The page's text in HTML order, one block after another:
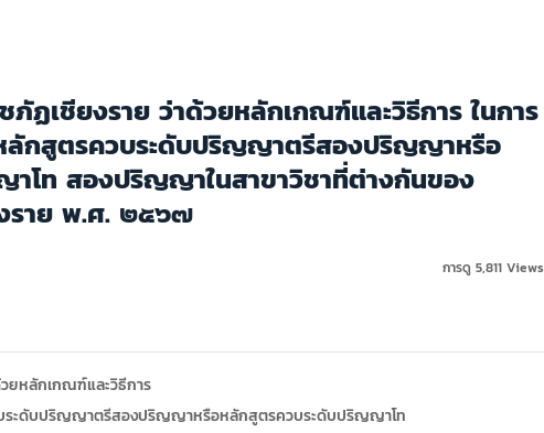
ฏเชียงราย ว่าด้วยหลักเกณฑ์และวิธีการ ในการ
ลักสูตรควบระดับปริญญาตรีสองปริญญาหรือ
โท สองปริญญาในสาขาวิชาที่ต่างกันของ
ราย พ.ศ. ๒๕๖๗
การดู 5,811 Views
ยหลักเกณฑ์และวิธีการ
บระดับปริญญาตรีสองปริญญาหรือหลักสูตรควบระดับปริญญาโท